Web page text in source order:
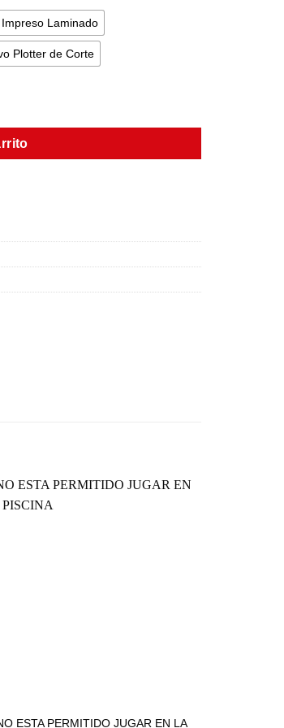
Laminado
Plotter de Corte
ESTA PERMITIDO JUGAR EN LA